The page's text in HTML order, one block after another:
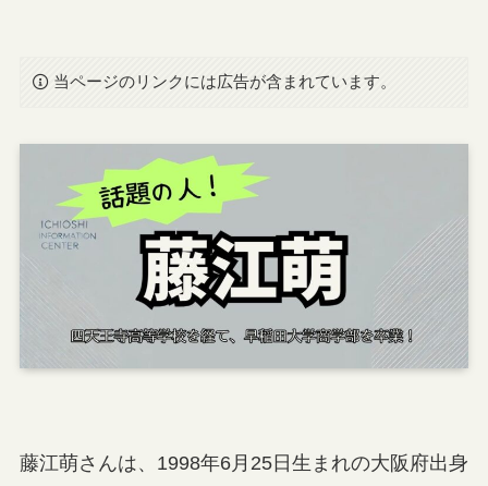
当ページのリンクには広告が含まれています。
藤江萌さんは、1998年6月25日生まれの大阪府出身